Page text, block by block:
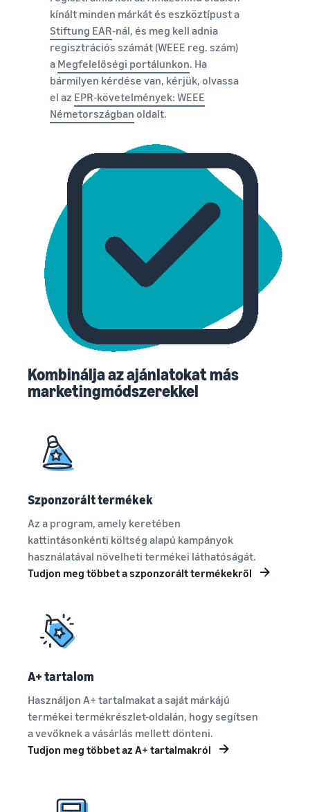
kínált minden márkát és eszköztípust a
Stiftung EAR-nál, és meg kell adnia
regisztrációs számát (WEEE reg. szám)
a Megfelelőségi portálunkon. Ha
bármilyen kérdése van, kérjük, olvassa
el az EPR-követelmények: WEEE
Németországban oldalt.
Kombinálja az ajánlatokat más
marketingmódszerekkel
Szponzorált termékek
Az a program, amely keretében
kattintásonkénti költség alapú kampányok
használatával növelheti termékei láthatóságát.
Tudjon meg többet a szponzorált termékekről
A+ tartalom
Használjon A+ tartalmakat a saját márkájú
termékei termékrészlet-oldalán, hogy segítsen
a vevőknek a vásárlás mellett dönteni.
Tudjon meg többet az A+ tartalmakról